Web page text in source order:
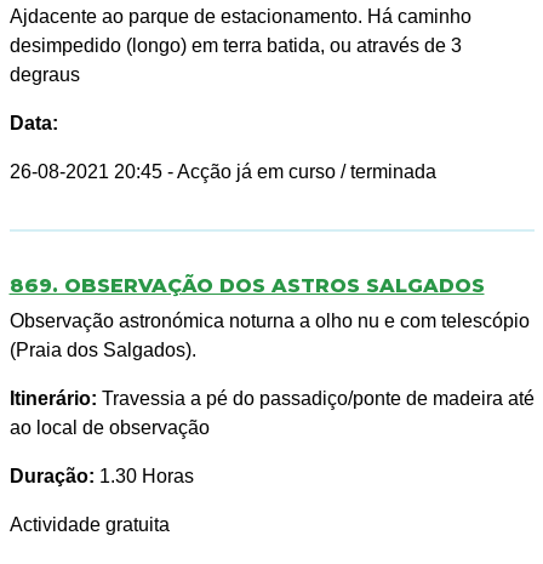
Ajdacente ao parque de estacionamento. Há caminho
desimpedido (longo) em terra batida, ou através de 3
degraus
Data:
26-08-2021 20:45 - Acção já em curso / terminada
869. OBSERVAÇÃO DOS ASTROS SALGADOS
Observação astronómica noturna a olho nu e com telescópio
(Praia dos Salgados).
Itinerário: Travessia a pé do passadiço/ponte de madeira até
ao local de observação
Duração: 1.30 Horas
Actividade gratuita